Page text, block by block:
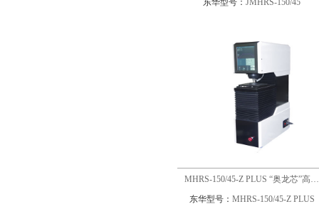
东华型号：JMHRS-150/45
MHRS-150/45-Z PLUS “奥龙芯”高…
东华型号： MHRS-150/45-Z PLUS